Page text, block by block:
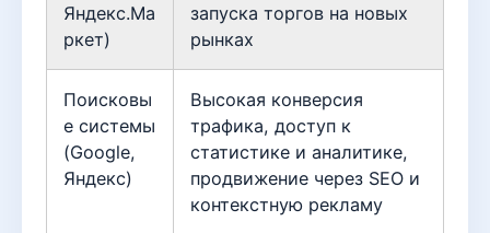
Яндекс.Ма
ркет)
запуска торгов на новых
рынках
Поисковы
е системы
(Google,
Яндекс)
Высокая конверсия
трафика, доступ к
статистике и аналитике,
продвижение через SEO и
контекстную рекламу